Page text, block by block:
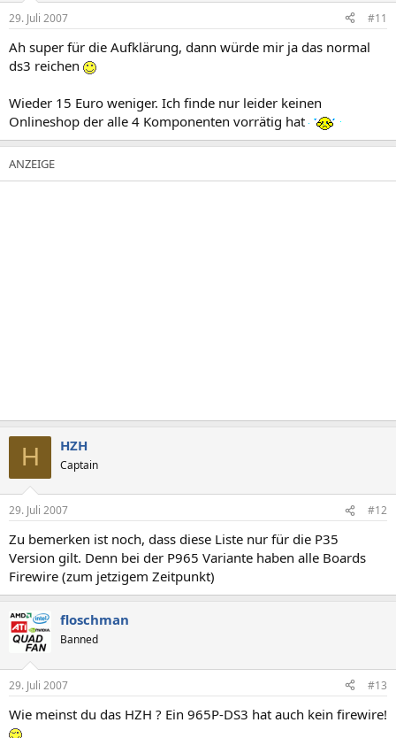
29. Juli 2007 #11
Ah super für die Aufklärung, dann würde mir ja das normal
ds3 reichen
Wieder 15 Euro weniger. Ich finde nur leider keinen
Onlineshop der alle 4 Komponenten vorrätig hat
H HZH
Captain
29. Juli 2007 #12
Zu bemerken ist noch, dass diese Liste nur für die P35
Version gilt. Denn bei der P965 Variante haben alle Boards
Firewire (zum jetzigem Zeitpunkt)
floschman
Banned
29. Juli 2007 #13
Wie meinst du das HZH ? Ein 965P-DS3 hat auch kein firewire!